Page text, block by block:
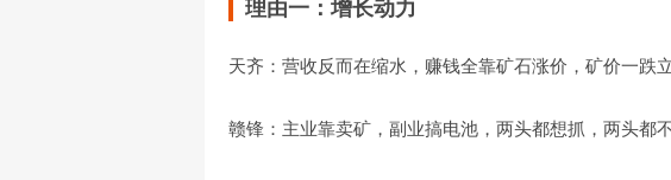
理由一：增长动力
天齐：营收反而在缩水，赚钱全靠矿石涨价，矿价一跌
赣锋：主业靠卖矿，副业搞电池，两头都想抓，两头都